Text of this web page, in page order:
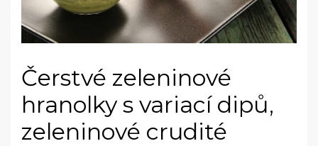
Čerstvé zeleninové
hranolky s variací dipů,
zeleninové crudité